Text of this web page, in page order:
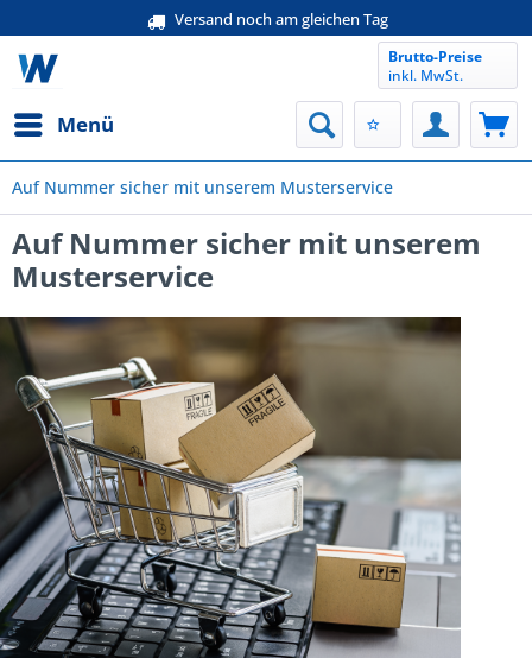
Versand noch am gleichen Tag
Menü
Brutto-Preise
inkl. MwSt.
Auf Nummer sicher mit unserem Musterservice
Auf Nummer sicher mit unserem
Musterservice